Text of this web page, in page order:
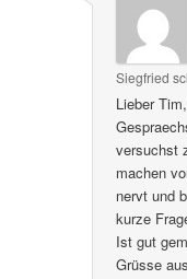
Siegfried
Lieber
versuchst
machen
nervt und
kurze
Ist gut
Grüsse